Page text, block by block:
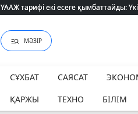
ҮААЖ тарифі екі есеге қымбаттайды:
ҮААЖ тарифі екі есеге қымбаттайды:
МӘЗІР
СҰХБАТ САЯСАТ
ҚАРЖЫ
ТЕХНО БІЛІМ